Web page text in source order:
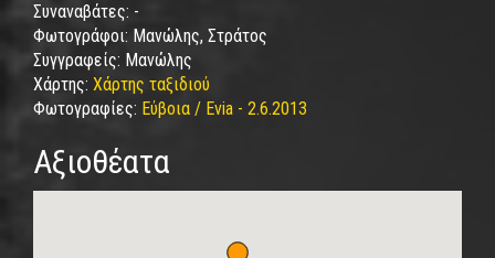
Συναναβάτες: -
Φωτογράφοι: Μανώλης, Στράτος
Συγγραφείς: Μανώλης
Χάρτης: Χάρτης ταξιδιού
Φωτογραφίες: Εύβοια / Evia - 2.6.2013
Αξιοθέατα